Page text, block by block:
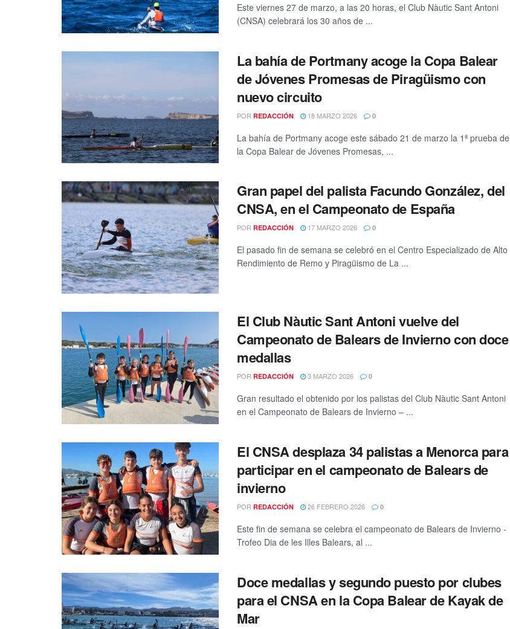
Este viernes 27 de marzo, a las 20 horas, el Club Nàutic Sant Antoni
(CNSA) celebrará los 30 años de ...
La bahía de Portmany acoge la Copa Balear
de Jóvenes Promesas de Piragüismo con
nuevo circuito
POR REDACCIÓN 18 MARZO 2026 0
La bahía de Portmany acoge este sábado 21 de marzo la 1ª prueba de
la Copa Balear de Jóvenes Promesas, ...
Gran papel del palista Facundo González, del
CNSA, en el Campeonato de España
POR REDACCIÓN 17 MARZO 2026 0
El pasado fin de semana se celebró en el Centro Especializado de Alto
Rendimiento de Remo y Piragüismo de La ...
El Club Nàutic Sant Antoni vuelve del
Campeonato de Balears de Invierno con doce
medallas
POR REDACCIÓN 3 MARZO 2026 0
Gran resultado el obtenido por los palistas del Club Nàutic Sant Antoni
en el Campeonato de Balears de Invierno – ...
El CNSA desplaza 34 palistas a Menorca para
participar en el campeonato de Balears de
invierno
POR REDACCIÓN 26 FEBRERO 2026 0
Este fin de semana se celebra el campeonato de Balears de Invierno -
Trofeo Dia de les Illes Balears, al ...
Doce medallas y segundo puesto por clubes
para el CNSA en la Copa Balear de Kayak de
Mar